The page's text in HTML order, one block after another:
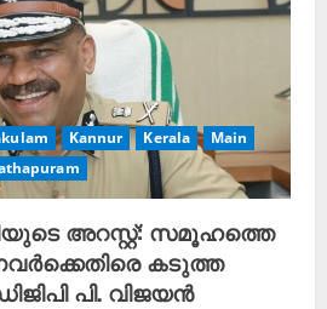
Kannur Kerala
Main
അറസ്റ്റ്: സമൂഹത്തെ
കടുത്ത
പി. വിജയൻ